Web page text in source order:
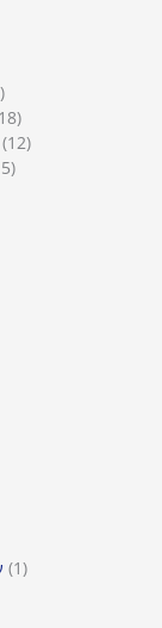
προϊόντα
1818
προϊόντα
1212
15
11